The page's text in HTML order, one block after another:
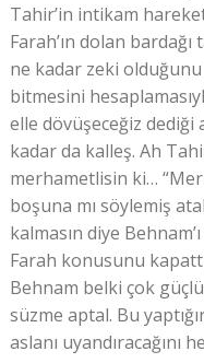
Tahir’in intikam
Farah’ın dolan bardağı
ne kadar zeki olduğunu
bitmesini
elle dövüşeceğiz dediği
kadar da kalleş. Ah
merhametlisin ki…
boşuna mı söylemiş
kalmasın diye
Farah konusunu
Behnam belki çok
süzme aptal. Bu
aslanı uyandıracağını